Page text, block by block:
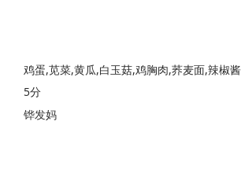
鸡蛋,苋菜,黄瓜,白玉菇,鸡胸肉,荞麦面,辣椒
5分
铧发妈